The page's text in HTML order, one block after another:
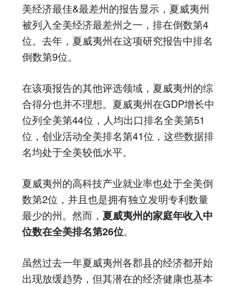
美经济最佳&最差州的报告显示，夏威夷州
被列入全美经济最差州之一，排在倒数第4
位。去年，夏威夷州在这项研究报告中排名
倒数第9位。
在该项报告的其他评选领域，夏威夷州的综
合得分也并不理想。夏威夷州在GDP增长中
位列全美第44位，人均出口排名全美第51
位，创业活动全美排名第41位，这些数据排
名均处于全美较低水平。
夏威夷州的高科技产业就业率也处于全美倒
数第2位，并且也是拥有独立发明专利数量
最少的州。然而， 夏威夷州的家庭年收入中
位数在全美排名第26位。
虽然过去一年夏威夷州各郡县的经济都开始
出现放缓趋势，但其潜在的经济健康也基本